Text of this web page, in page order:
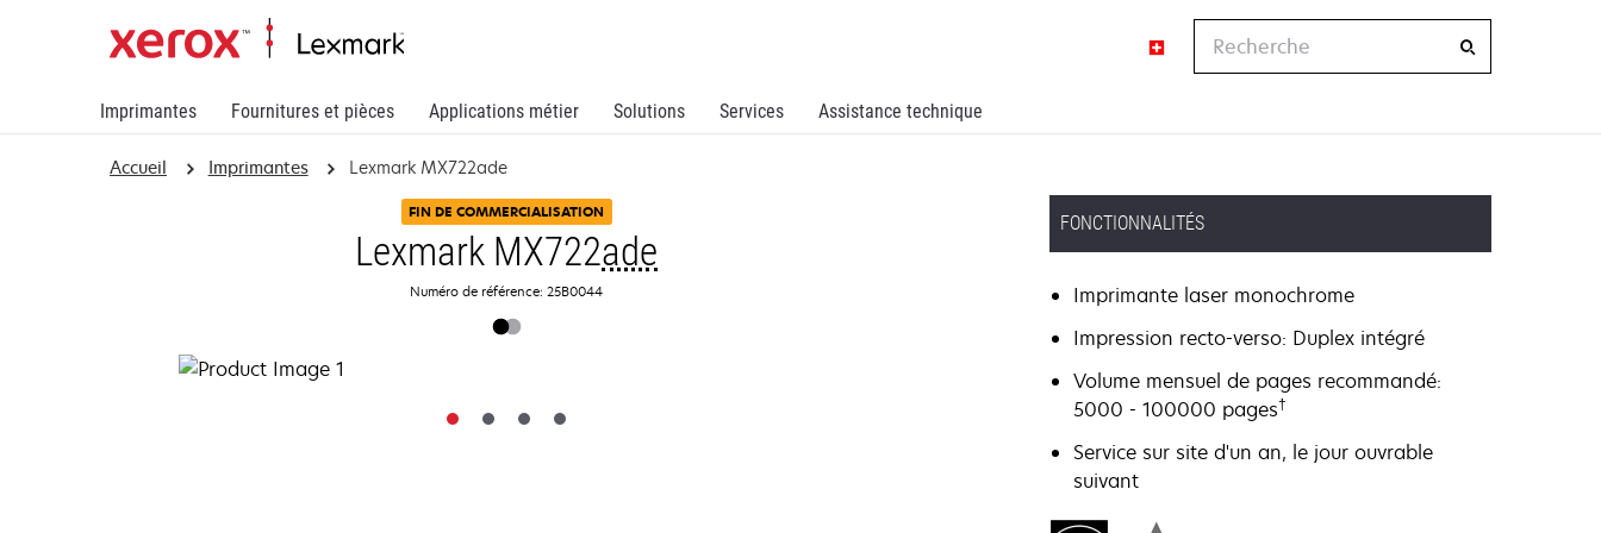
Imprimantes Fournitures et pièces Applications métier Solutions Services Assistance technique
Recherche
Accueil Imprimantes Lexmark MX722ade
FIN DE COMMERCIALISATION
Lexmark MX722ade
Numéro de référence: 25B0044
FONCTIONNALITÉS
Imprimante laser monochrome
Impression recto-verso: Duplex intégré
Volume mensuel de pages recommandé:
5000 - 100000 pages†
Service sur site d'un an, le jour ouvrable
suivant